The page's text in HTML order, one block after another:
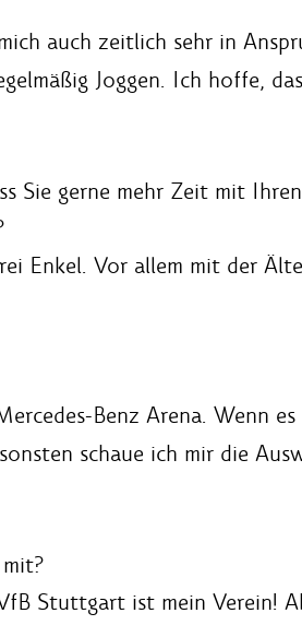
auch zeitlich sehr in
Joggen. Ich hoffe,
Sie gerne mehr Zeit mit
Enkel. Vor allem mit der
Benz Arena. Wenn
schaue ich mir die
Stuttgart ist mein Verein!